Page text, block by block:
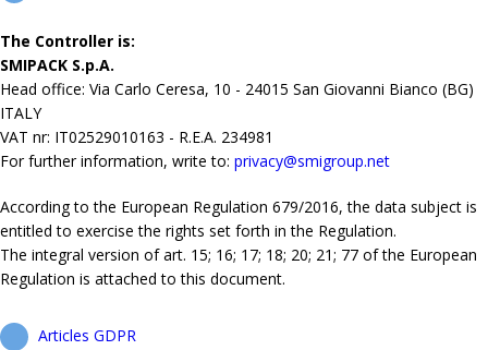
The Controller is:
SMIPACK S.p.A.
Head office: Via Carlo Ceresa, 10 - 24015 San Giovanni Bianco (BG)
ITALY
VAT nr: IT02529010163 - R.E.A. 234981
For further information, write to: privacy@smigroup.net
According to the European Regulation 679/2016, the data subject is
entitled to exercise the rights set forth in the Regulation.
The integral version of art. 15; 16; 17; 18; 20; 21; 77 of the European
Regulation is attached to this document.
Articles GDPR